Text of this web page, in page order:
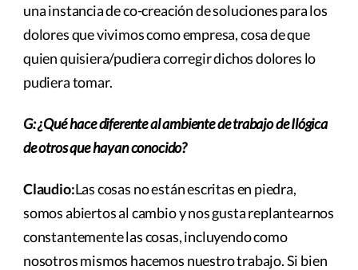
una instancia de co-creación de soluciones para los
dolores que vivimos como empresa, cosa de que
quien quisiera/pudiera corregir dichos dolores lo
pudiera tomar.
G: ¿Qué hace diferente al ambiente de trabajo de Ilógica
de otros que hayan conocido?
Claudio:Las cosas no están escritas en piedra,
somos abiertos al cambio y nos gusta replantearnos
constantemente las cosas, incluyendo como
nosotros mismos hacemos nuestro trabajo. Si bien